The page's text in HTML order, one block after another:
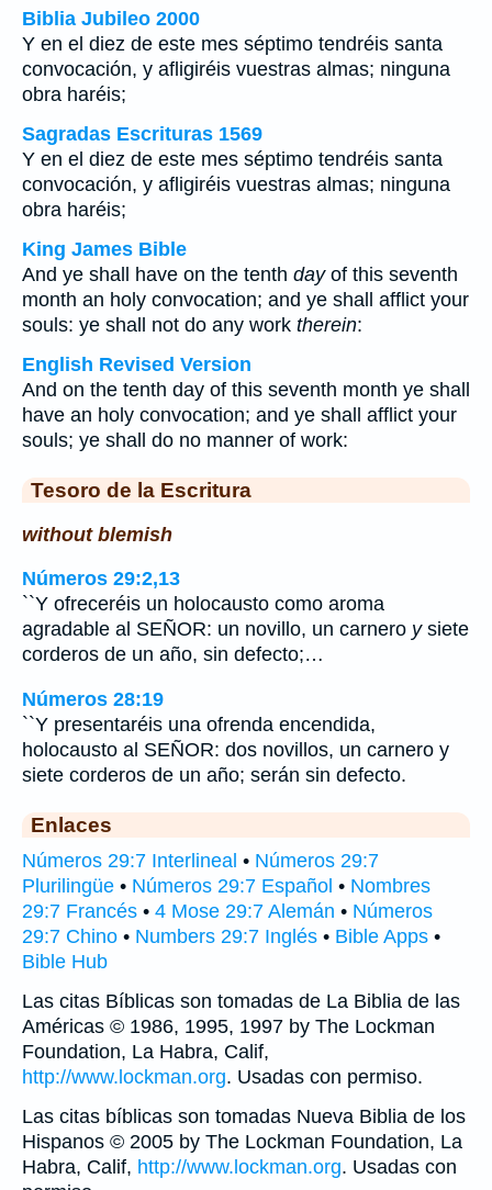
Biblia Jubileo 2000
Y en el diez de este mes séptimo tendréis santa
convocación, y afligiréis vuestras almas; ninguna
obra haréis;
Sagradas Escrituras 1569
Y en el diez de este mes séptimo tendréis santa
convocación, y afligiréis vuestras almas; ninguna
obra haréis;
King James Bible
And ye shall have on the tenth dayof this seventh
month an holy convocation; and ye shall afflict your
souls: ye shall not do any work therein:
English Revised Version
And on the tenth day of this seventh month ye shall
have an holy convocation; and ye shall afflict your
souls; ye shall do no manner of work:
Tesoro de la Escritura
without blemish
Números 29:2,13
``Y ofreceréis un holocausto como aroma
agradable al SEÑOR: un novillo, un carnero ysiete
corderos de un año, sin defecto;…
Números 28:19
``Y presentaréis una ofrenda encendida,
holocausto al SEÑOR: dos novillos, un carnero y
siete corderos de un año; serán sin defecto.
Enlaces
Números 29:7 Interlineal • Números 29:7
Plurilingüe • Números 29:7 Español • Nombres
29:7 Francés • 4 Mose 29:7 Alemán • Números
29:7 Chino • Numbers 29:7 Inglés • Bible Apps •
Bible Hub
Las citas Bíblicas son tomadas de La Biblia de las
Américas © 1986, 1995, 1997 by The Lockman
Foundation, La Habra, Calif,
http://www.lockman.org. Usadas con permiso.
Las citas bíblicas son tomadas Nueva Biblia de los
Hispanos © 2005 by The Lockman Foundation, La
Habra, Calif, http://www.lockman.org. Usadas con